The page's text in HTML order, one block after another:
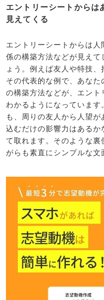
エントリーシートからは
見えてくる
エントリーシートからは
係の構築方法などが見え
ょう。例えば友人や特技、
その代表的な例で、あな
の構築方法などが、エン
わかるようになっていま
も、周りの友人から人望
込むだけの影響力はある
て取れます。そのような
がらも素直にシンプルな文